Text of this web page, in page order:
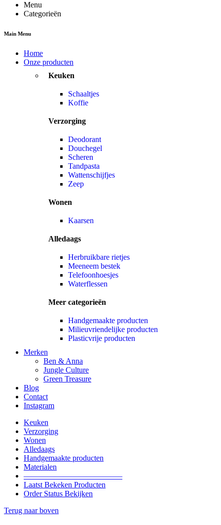
Menu
Categorieën
Main Menu
Home
Onze producten
Keuken
Schaaltjes
Koffie
Verzorging
Deodorant
Douchegel
Scheren
Tandpasta
Wattenschijfjes
Zeep
Wonen
Kaarsen
Alledaags
Herbruikbare rietjes
Meeneem bestek
Telefoonhoesjes
Waterflessen
Meer categorieën
Handgemaakte producten
Milieuvriendelijke producten
Plasticvrije producten
Merken
Ben & Anna
Jungle Culture
Green Treasure
Blog
Contact
Instagram
Keuken
Verzorging
Wonen
Alledaags
Handgemaakte producten
Materialen
————————————–
Laatst Bekeken Producten
Order Status Bekijken
Terug naar boven